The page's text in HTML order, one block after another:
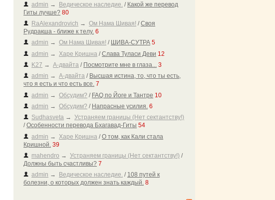
admin → Ведическое наследие. / Какой же перевод
Гиты лучше? 80
RaAlexandrovich →Ом Нама Шивая! /Своя
Рудракша - ближе к телу. 6
admin →Ом Нама Шивая! / ШИВА-СУТРА 5
admin → Харе Кришна /Слава Туласи Деви 12
K27 →А-двайта / Посмотрите мне в глаза... 3
admin →А-двайта / Высшая истина, то, что ты есть,
что я есть и что есть все. 7
admin →Обсудим? / FAQ по Йоге и Тантре 10
admin →Обсудим? / Напрасные усилия. 6
Sudhasveta →Устраняем границы (Нет сектантству!)
/Особенности перевода Бхагавад-Гиты 54
admin → Харе Кришна /О том, как Кали стала
Кришной. 39
mahendro →Устраняем границы (Нет сектантству!) /
Должны быть счастливы? 7
admin → Ведическое наследие. / 108 путей к
болезни, о которых должен знать каждый. 8